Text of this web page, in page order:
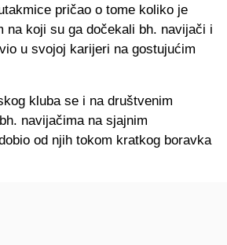
pričao o tome koliko je
na koji su ga dočekali bh. navijači i
u svojoj karijeri na gostujućim
kluba se i na društvenim
navijačima na sjajnim
od njih tokom kratkog boravka